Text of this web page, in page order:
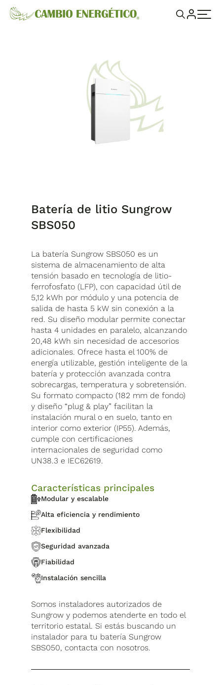
Batería de litio Sungrow
SBS050
La batería Sungrow SBS050 es un
sistema de almacenamiento de alta
tensión basado en tecnología de litio-
ferrofosfato (LFP), con capacidad útil de
5,12 kWh por módulo y una potencia de
salida de hasta 5 kW sin conexión a la
red. Su diseño modular permite conectar
hasta 4 unidades en paralelo, alcanzando
20,48 kWh sin necesidad de accesorios
adicionales. Ofrece hasta el 100% de
energía utilizable, gestión inteligente de la
batería y protección avanzada contra
sobrecargas, temperatura y sobretensión.
Su formato compacto (182 mm de fondo)
y diseño “plug & play” facilitan la
instalación mural o en suelo, tanto en
interior como exterior (IP55). Además,
cumple con certificaciones
internacionales de seguridad como
UN38.3 e IEC62619.
Características principales
Modular y escalable
Alta eficiencia y rendimiento
Flexibilidad
Seguridad avanzada
Fiabilidad
Instalación sencilla
Somos instaladores autorizados de
Sungrow y podemos atenderte en todo el
territorio estatal. Si estás buscando un
instalador para tu batería Sungrow
SBS050, contacta con nosotros.